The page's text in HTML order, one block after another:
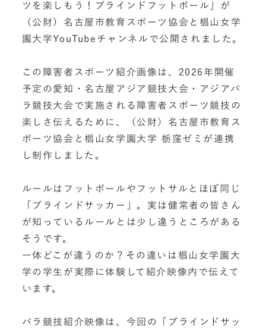
ツを楽しもう！ブラインドフットボール」が
（公財）名古屋市教育スポーツ協会と椙山女学
園大学YouTubeチャンネルで公開されました。
この障害者スポーツ紹介画像は、2026年開催
予定の愛知・名古屋アジア競技大会・アジアパ
ラ競技大会で実施される障害者スポーツ競技の
楽しさ伝えるために、（公財）名古屋市教育ス
ポーツ協会と椙山女学園大学 栃窪ゼミが連携
し制作しました。
ルールはフットボールやフットサルとほぼ同じ
「ブラインドサッカー」。実は健常者の皆さん
が知っているルールとは少し違うところがある
そうです。
一体どこが違うのか？その違いは椙山女学園大
学の学生が実際に体験して紹介映像内で伝えて
います。
パラ競技紹介映像は、今回の「ブラインドサッ